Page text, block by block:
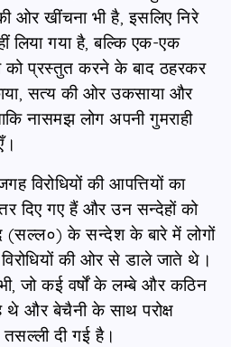
ओर खींचना भी है, इसलिए निरे
लिया गया है, बल्कि एक-एक
को प्रस्तुत करने के बाद ठहरकर
सत्य की ओर उकसाया और
नासमझ लोग अपनी गुमराही
विरोधियों की आपत्तियों का
दिए गए हैं और उन सन्देहों को
(सल्ल०) के सन्देश के बारे में लोगों
की ओर से डाले जाते थे।
जो कई वर्षों के लम्बे और कठिन
और बेचैनी के साथ परोक्ष
दी गई है।